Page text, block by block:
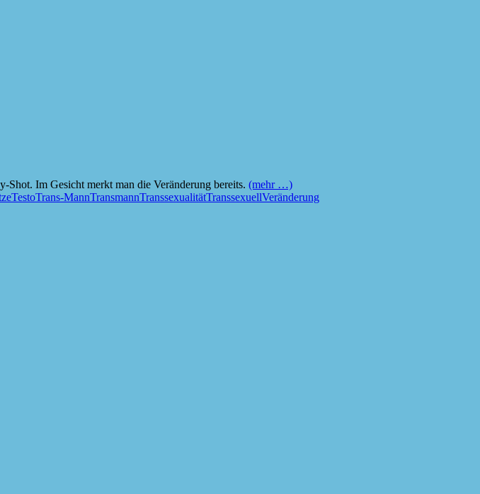
Shot. Im Gesicht merkt man die Veränderung bereits. (mehr …)
TestoTrans-MannTransmannTranssexualitätTranssexuellVeränderung